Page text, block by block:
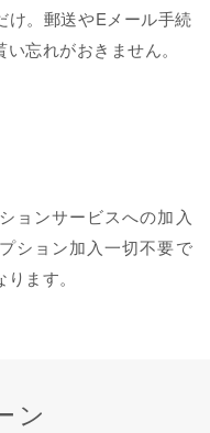
け。郵送やEメール手続
忘れがおきません。
ョンサービスへの加入
ション加入一切不要で
ます。
ン